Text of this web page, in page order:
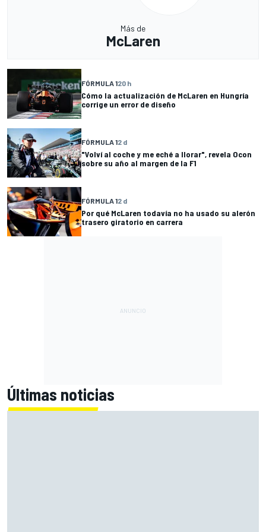
Más de
McLaren
FÓRMULA 120 h
Cómo la actualización de McLaren en Hungría
corrige un error de diseño
FÓRMULA 12 d
"Volví al coche y me eché a llorar", revela Ocon
sobre su año al margen de la F1
FÓRMULA 12 d
Por qué McLaren todavía no ha usado su alerón
trasero giratorio en carrera
Últimas noticias